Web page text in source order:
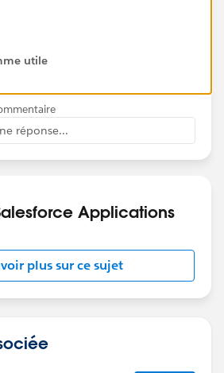
utile
réponse...
Applications
plus sur ce sujet